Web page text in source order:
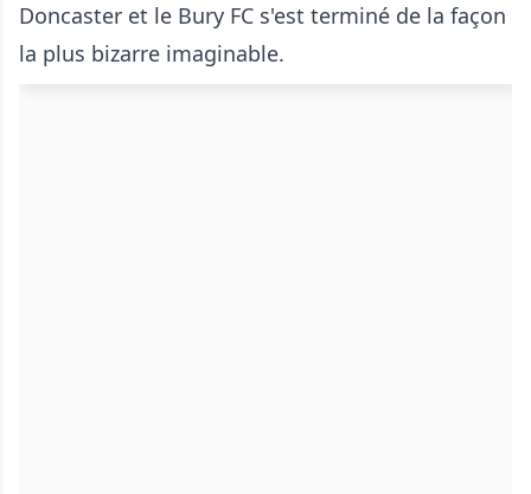
Doncaster et le Bury FC s'est terminé de la façon
la plus bizarre imaginable.